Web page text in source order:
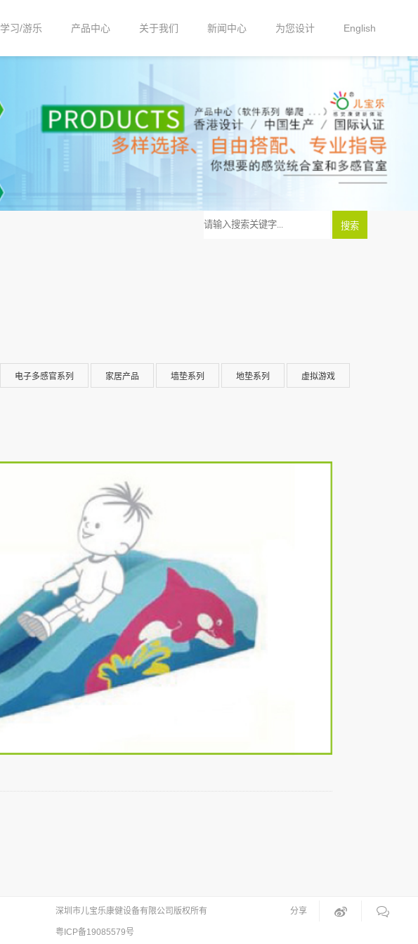
学习/游乐 产品中心 关于我们 新闻中心 为您设计 English
电子多感官系列 家居产品 墙垫系列 地垫系列 虚拟游戏
分享
深圳市儿宝乐康健设备有限公司版权所有
粤ICP备19085579号